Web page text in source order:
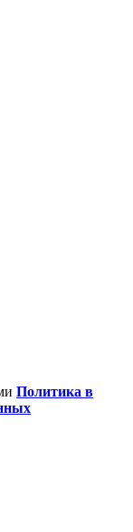
Политика в